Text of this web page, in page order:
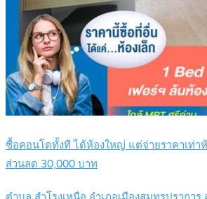
ซื้อคอนโดทั้งที ได้ห้องใหญ่ แต่จ่ายราคาเท่าห้
ส่วนลด 30,000 บาท